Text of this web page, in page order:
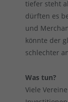
tiefer steht
dürften es
und
könnte der
schlechter
Was tun?
Viele